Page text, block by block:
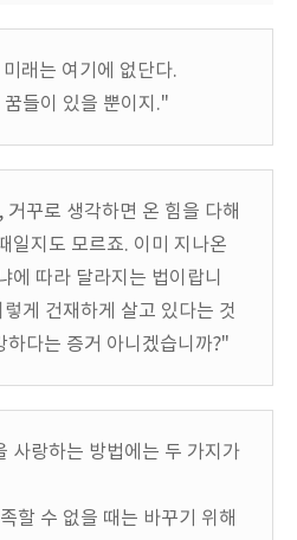
래는 여기에 없단다.
들이 있을 뿐이지."
꾸로 생각하면 온 힘을 다해
일지도 모르죠. 이미 지나온
에 따라 달라지는 법이랍니
게 건재하게 살고 있다는 것
하다는 증거 아니겠습니까?"
사랑하는 방법에는 두 가지가
할 수 없을 때는 바꾸기 위해